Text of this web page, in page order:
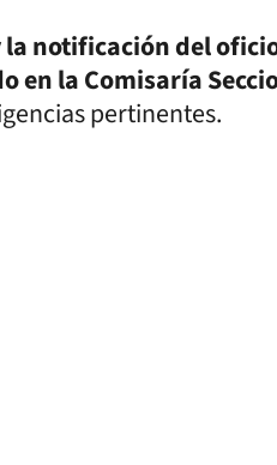
la notificación del
en la Comisaría
pertinentes.